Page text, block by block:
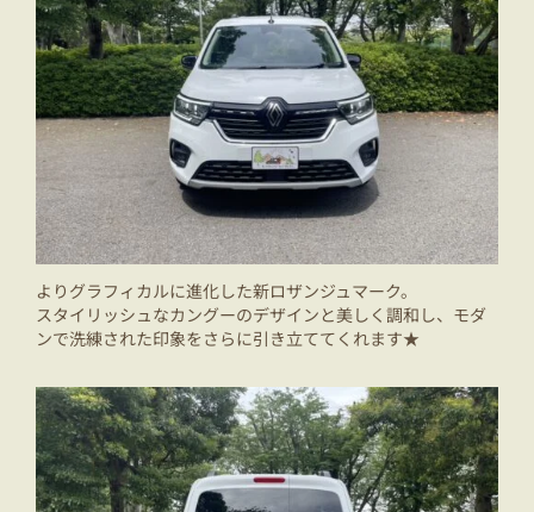
よりグラフィカルに進化した新ロザンジュマーク。
スタイリッシュなカングーのデザインと美しく調和し、モダ
ンで洗練された印象をさらに引き立ててくれます★